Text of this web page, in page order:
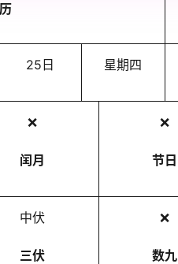
25日 星期四
❌
闰月
❌
节日
中伏
三伏
❌
数九